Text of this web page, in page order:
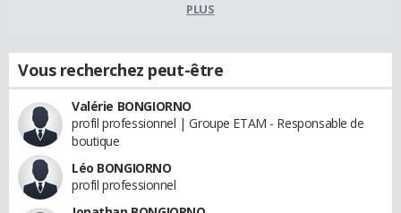
PLUS
Vous recherchez peut-être
Valérie BONGIORNO
profil professionnel | Groupe ETAM - Responsable de
boutique
Léo BONGIORNO
profil professionnel